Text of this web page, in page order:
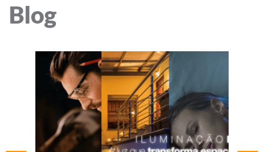
Blog